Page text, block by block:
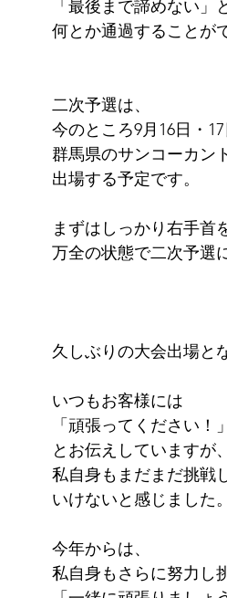
「最後まで諦めない」
何とか通過することが
二次予選は、
今のところ9月16日・17
群馬県のサンコーカン
出場する予定です。
まずはしっかり右手首
万全の状態で二次予選
久しぶりの大会出場と
いつもお客様には
「頑張ってください！」
とお伝えしていますが、
私自身もまだまだ挑戦
いけないと感じました。
今年からは、
私自身もさらに努力し